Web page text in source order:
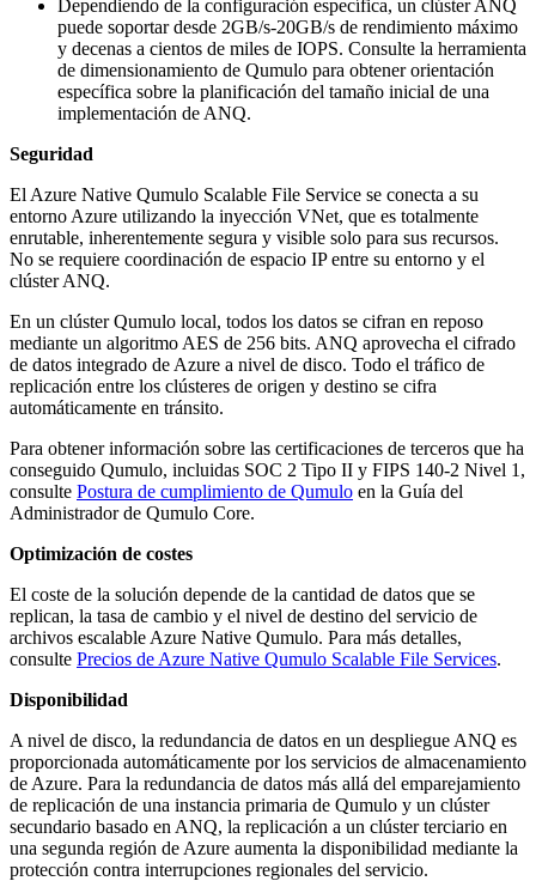
Dependiendo de la configuración específica, un clúster ANQ
puede soportar desde 2GB/s-20GB/s de rendimiento máximo
y decenas a cientos de miles de IOPS. Consulte la herramienta
de dimensionamiento de Qumulo para obtener orientación
específica sobre la planificación del tamaño inicial de una
implementación de ANQ.
Seguridad
El Azure Native Qumulo Scalable File Service se conecta a su
entorno Azure utilizando la inyección VNet, que es totalmente
enrutable, inherentemente segura y visible solo para sus recursos.
No se requiere coordinación de espacio IP entre su entorno y el
clúster ANQ.
En un clúster Qumulo local, todos los datos se cifran en reposo
mediante un algoritmo AES de 256 bits. ANQ aprovecha el cifrado
de datos integrado de Azure a nivel de disco. Todo el tráfico de
replicación entre los clústeres de origen y destino se cifra
automáticamente en tránsito.
Para obtener información sobre las certificaciones de terceros que ha
conseguido Qumulo, incluidas SOC 2 Tipo II y FIPS 140-2 Nivel 1,
consulte Postura de cumplimiento de Qumulo en la Guía del
Administrador de Qumulo Core.
Optimización de costes
El coste de la solución depende de la cantidad de datos que se
replican, la tasa de cambio y el nivel de destino del servicio de
archivos escalable Azure Native Qumulo. Para más detalles,
consulte Precios de Azure Native Qumulo Scalable File Services.
Disponibilidad
A nivel de disco, la redundancia de datos en un despliegue ANQ es
proporcionada automáticamente por los servicios de almacenamiento
de Azure. Para la redundancia de datos más allá del emparejamiento
de replicación de una instancia primaria de Qumulo y un clúster
secundario basado en ANQ, la replicación a un clúster terciario en
una segunda región de Azure aumenta la disponibilidad mediante la
protección contra interrupciones regionales del servicio.